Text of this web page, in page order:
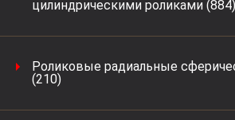
цилиндрическими роликами (884)
Роликовые радиальные
(210)